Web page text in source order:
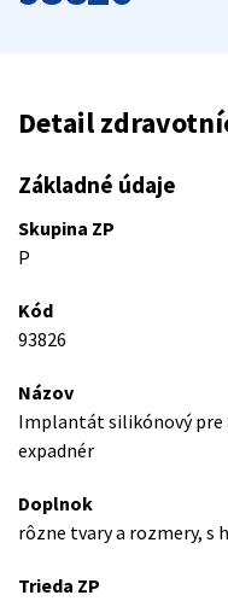
Detail
Základné údaje
Skupina ZP
P
Kód
93826
Názov
Implantát silikónový pre
expadnér
Doplnok
rôzne tvary a rozmery, s
Trieda ZP